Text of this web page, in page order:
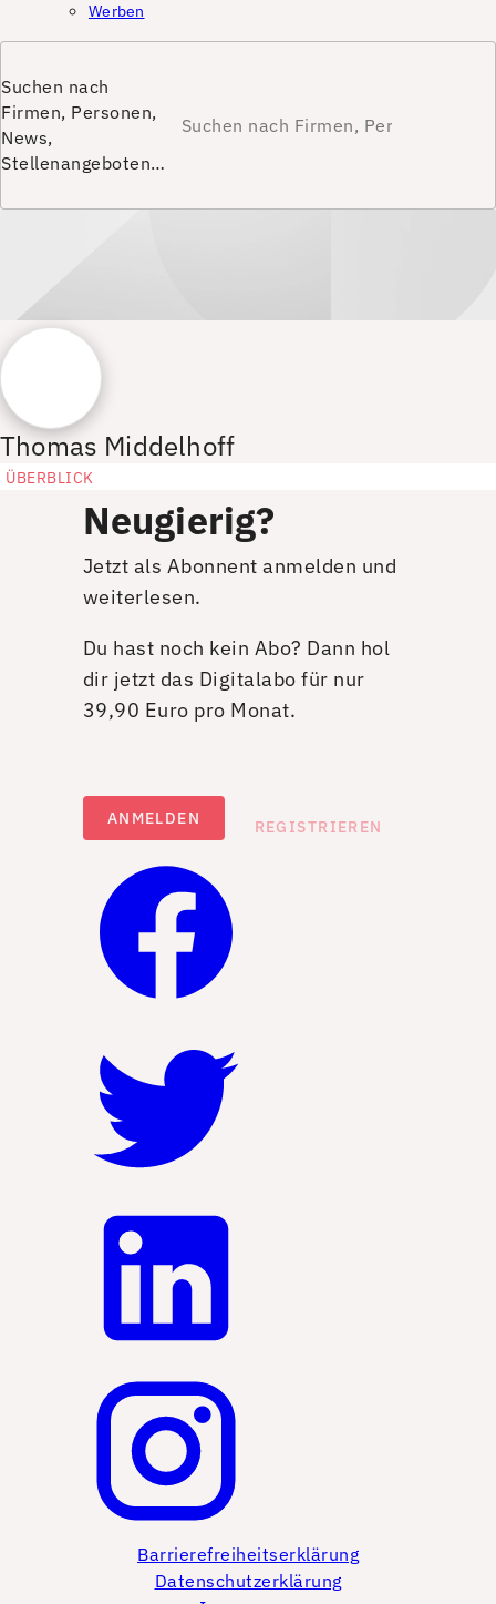
Werben
Suchen nach
Firmen, Personen,
News,
Stellenangeboten…
Thomas Middelhoff
ÜBERBLICK
Neugierig?
Jetzt als Abonnent anmelden und
weiterlesen.
Du hast noch kein Abo? Dann hol
dir jetzt das Digitalabo für nur
39,90 Euro pro Monat.
ANMELDEN REGISTRIEREN
Barrierefreiheitserklärung
Datenschutzerklärung